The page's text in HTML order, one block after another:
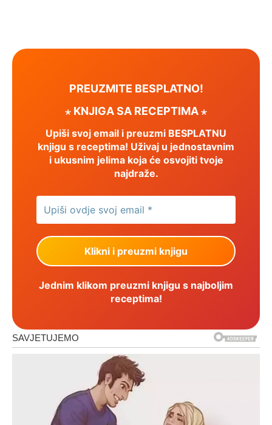
PREUZMITE BESPLATNO!
⋆ KNJIGA SA RECEPTIMA ⋆
Upiši svoj email i preuzmi BESPLATNU
knjigu s receptima! Uživaj u jednostavnim
i ukusnim jelima koja će osvojiti tvoje
najdraže.
Jednim klikom preuzmi knjigu s najboljim
receptima!